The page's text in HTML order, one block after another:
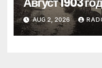
AUG 2, 2026